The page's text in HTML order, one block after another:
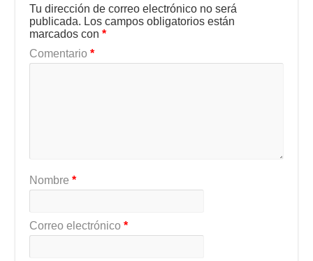
Tu dirección de correo electrónico no será
publicada. Los campos obligatorios están
marcados con*
Comentario*
Nombre*
Correo electrónico*